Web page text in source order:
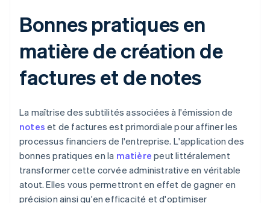
Bonnes pratiques en
matière de création de
factures et de notes
La maîtrise des subtilités associées à l'émission de
notes et de factures est primordiale pour affiner les
processus financiers de l'entreprise. L'application des
bonnes pratiques en la matière peut littéralement
transformer cette corvée administrative en véritable
atout. Elles vous permettront en effet de gagner en
précision ainsi qu'en efficacité et d'optimiser